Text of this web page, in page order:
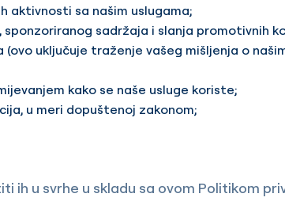
aktivnosti sa našim uslugama;
sadržaja i slanja promotivnih
uključuje traženje vašeg mišljenja o
kako se naše usluge koriste;
u meri dopuštenoj zakonom;
ih u svrhe u skladu sa ovom Politikom